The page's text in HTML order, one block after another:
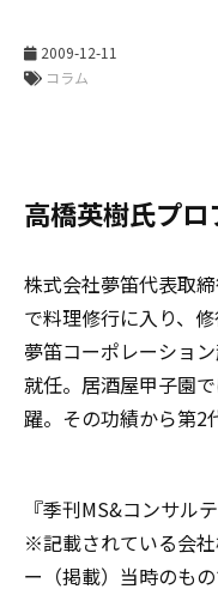
2009-12-11
コラム
高橋英樹氏プロ
株式会社夢笛代表取
で料理修行に入り、
夢笛コーポレーショ
就任。居酒屋甲子園
躍。その功績から第2
『季刊MS&コンサル
※記載されている会
ー（掲載）当時のも